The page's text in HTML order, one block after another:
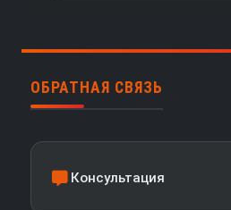
ОБРАТНАЯ СВЯЗЬ
Консультация